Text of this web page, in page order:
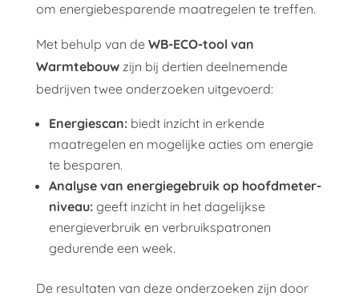
om energiebesparende maatregelen te treffen.
Met behulp van de WB-ECO-tool van
Warmtebouwzijn bij dertien deelnemende
bedrijven twee onderzoeken uitgevoerd:
Energiescan:biedt inzicht in erkende
maatregelen en mogelijke acties om energie
te besparen.
Analyse van energiegebruik op hoofdmeter-
niveau:geeft inzicht in het dagelijkse
energieverbruik en verbruikspatronen
gedurende een week.
De resultaten van deze onderzoeken zijn door